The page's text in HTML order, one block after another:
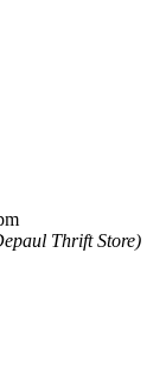
Thrift Store)